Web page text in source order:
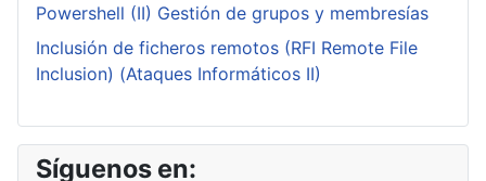
Powershell (II) Gestión de grupos y membresías
Inclusión de ficheros remotos (RFI Remote File
Inclusion) (Ataques Informáticos II)
Síguenos en: